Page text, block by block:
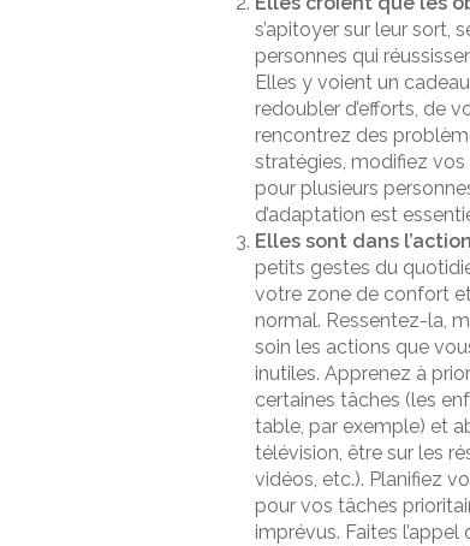
s’apitoyer sur leur sort,
personnes qui
Elles y voient un
redoubler d’efforts, de
rencontrez des
stratégies, modifiez
pour plusieurs
d’adaptation est
Elles sont dans
petits gestes du
votre zone de confort
normal. Ressentez-la,
soin les actions que
inutiles. Apprenez à
certaines tâches (les
table, par exemple) et
télévision, être sur les
vidéos, etc.). Planifiez
pour vos tâches
imprévus. Faites